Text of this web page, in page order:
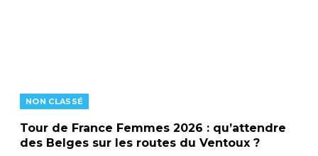
NON CLASSÉ
Tour de France Femmes 2026 : qu’attendre
des Belges sur les routes du Ventoux ?